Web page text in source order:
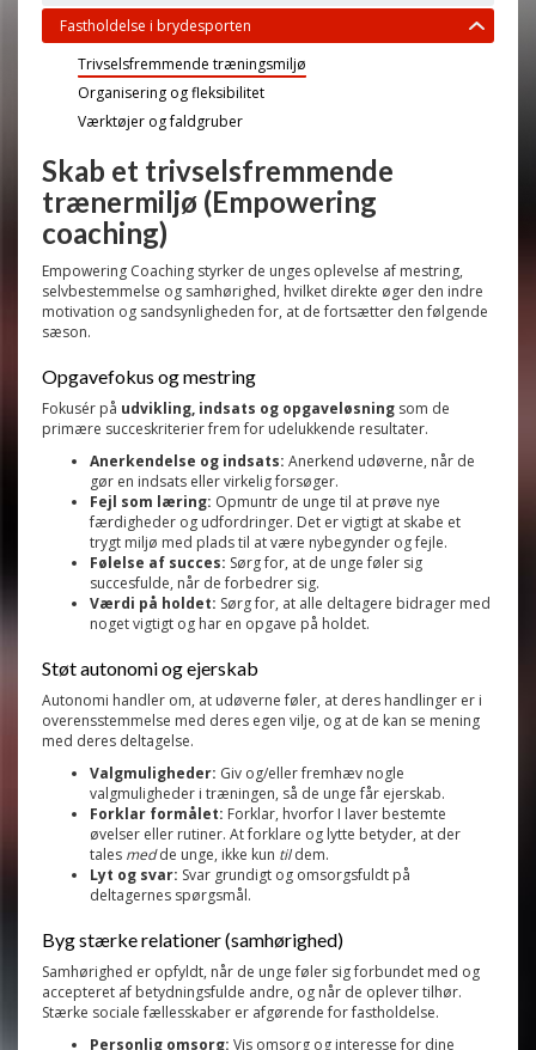
Fastholdelse i brydesporten
Trivselsfremmende træningsmiljø
Organisering og fleksibilitet
Værktøjer og faldgruber
Skab et trivselsfremmende
trænermiljø (Empowering
coaching)
Empowering Coaching styrker de unges oplevelse af mestring,
selvbestemmelse og samhørighed, hvilket direkte øger den indre
motivation og sandsynligheden for, at de fortsætter den følgende
sæson.
Opgavefokus og mestring
Fokusér på udvikling, indsats og opgaveløsning som de
primære succeskriterier frem for udelukkende resultater.
Anerkendelse og indsats: Anerkend udøverne, når de
gør en indsats eller virkelig forsøger.
Fejl som læring: Opmuntr de unge til at prøve nye
færdigheder og udfordringer. Det er vigtigt at skabe et
trygt miljø med plads til at være nybegynder og fejle.
Følelse af succes: Sørg for, at de unge føler sig
succesfulde, når de forbedrer sig.
Værdi på holdet: Sørg for, at alle deltagere bidrager med
noget vigtigt og har en opgave på holdet.
Støt autonomi og ejerskab
Autonomi handler om, at udøverne føler, at deres handlinger er i
overensstemmelse med deres egen vilje, og at de kan se mening
med deres deltagelse.
Valgmuligheder: Giv og/eller fremhæv nogle
valgmuligheder i træningen, så de unge får ejerskab.
Forklar formålet: Forklar, hvorfor I laver bestemte
øvelser eller rutiner. At forklare og lytte betyder, at der
tales medde unge, ikke kun tildem.
Lyt og svar: Svar grundigt og omsorgsfuldt på
deltagernes spørgsmål.
Byg stærke relationer (samhørighed)
Samhørighed er opfyldt, når de unge føler sig forbundet med og
accepteret af betydningsfulde andre, og når de oplever tilhør.
Stærke sociale fællesskaber er afgørende for fastholdelse.
Personlig omsorg: Vis omsorg og interesse for dine